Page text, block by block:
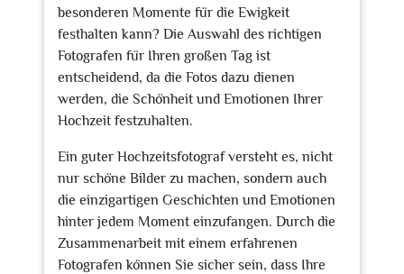
besonderen Momente für die Ewigkeit
festhalten kann? Die Auswahl des richtigen
Fotografen für Ihren großen Tag ist
entscheidend, da die Fotos dazu dienen
werden, die Schönheit und Emotionen Ihrer
Hochzeit festzuhalten.
Ein guter Hochzeitsfotograf versteht es, nicht
nur schöne Bilder zu machen, sondern auch
die einzigartigen Geschichten und Emotionen
hinter jedem Moment einzufangen. Durch die
Zusammenarbeit mit einem erfahrenen
Fotografen können Sie sicher sein, dass Ihre